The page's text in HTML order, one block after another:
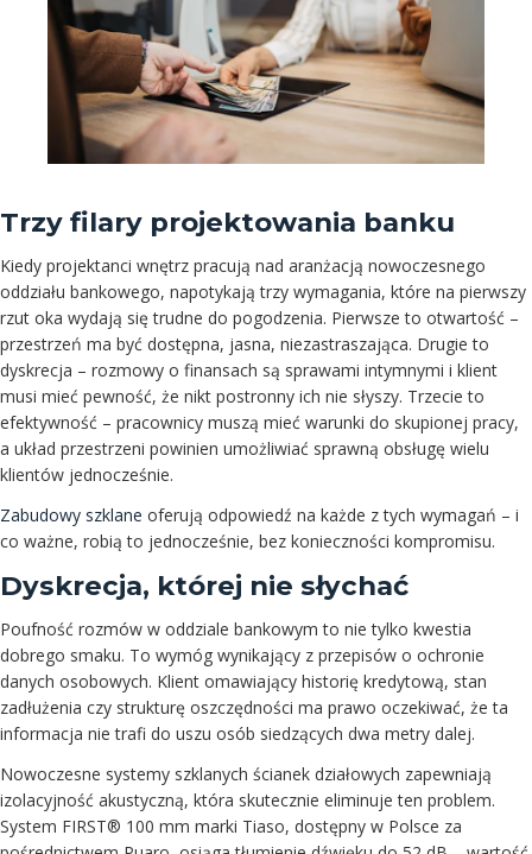
Trzy filary projektowania banku
Kiedy projektanci wnętrz pracują nad aranżacją nowoczesnego
oddziału bankowego, napotykają trzy wymagania, które na pierwszy
rzut oka wydają się trudne do pogodzenia. Pierwsze to otwartość –
przestrzeń ma być dostępna, jasna, niezastraszająca. Drugie to
dyskrecja – rozmowy o finansach są sprawami intymnymi i klient
musi mieć pewność, że nikt postronny ich nie słyszy. Trzecie to
efektywność – pracownicy muszą mieć warunki do skupionej pracy,
a układ przestrzeni powinien umożliwiać sprawną obsługę wielu
klientów jednocześnie.
Zabudowy szklane oferują odpowiedź na każde z tych wymagań – i
co ważne, robią to jednocześnie, bez konieczności kompromisu.
Dyskrecja, której nie słychać
Poufność rozmów w oddziale bankowym to nie tylko kwestia
dobrego smaku. To wymóg wynikający z przepisów o ochronie
danych osobowych. Klient omawiający historię kredytową, stan
zadłużenia czy strukturę oszczędności ma prawo oczekiwać, że ta
informacja nie trafi do uszu osób siedzących dwa metry dalej.
Nowoczesne systemy szklanych ścianek działowych zapewniają
izolacyjność akustyczną, która skutecznie eliminuje ten problem.
System FIRST® 100 mm marki Tiaso, dostępny w Polsce za